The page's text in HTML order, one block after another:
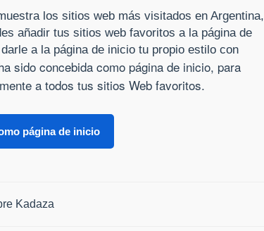
los sitios web más visitados en Argentina,
añadir tus sitios web favoritos a la página de
a la página de inicio tu propio estilo con
sido concebida como página de inicio, para
a todos tus sitios Web favoritos.
página de inicio
Kadaza